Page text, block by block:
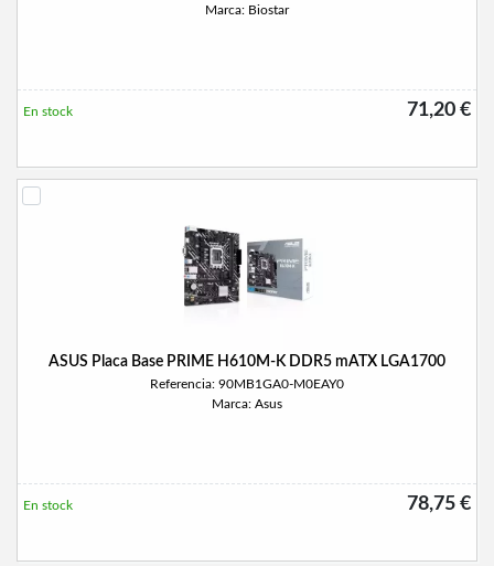
Marca: Biostar
71,20 €
En stock
ASUS Placa Base PRIME H610M-K DDR5 mATX LGA1700
Referencia: 90MB1GA0-M0EAY0
Marca: Asus
78,75 €
En stock